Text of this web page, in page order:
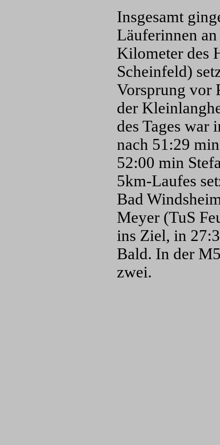
Insgesamt
Läuferinnen
Kilometer des
Scheinfeld)
Vorsprung vor
der
des Tages war
nach 51:29
52:00 min
5km-Laufes
Bad
Meyer (TuS
ins Ziel, in
Bald. In der
zwei.